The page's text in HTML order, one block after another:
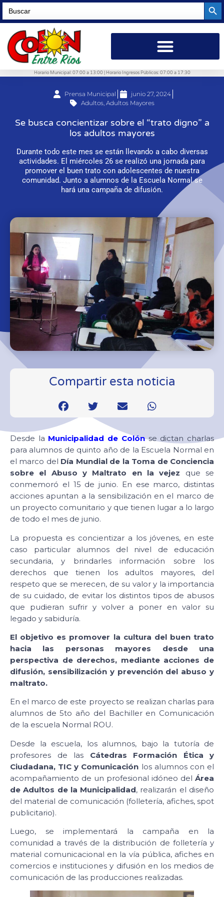
Search
for:
Horario Municipal: 07:00 a 13:00 | Horario Ingresos Públicos: 07:00 a 17:30
Prensa Municipal
junio 27, 2024
Adultos Adultos Mayores
Se busca concientizar sobre el “trato digno” a
los adultos mayores
Durante todo este mes se están llevando a cabo diversas
actividades. El miércoles 26 se realizó una jornada para
promover el buen trato con adolescentes de nuestra
comunidad. Junto a alumnos de la Escuela Normal se
hará una campaña de difusión.
Compartir esta noticia
Desde la Municipalidad de Colónse dictan charlas
para alumnos de quinto año de la Escuela Normal en
el marco del Día Mundial de la Toma de Conciencia
sobre el Abuso y Maltrato en la vejez que se
conmemoró el 15 de junio. En ese marco, distintas
acciones apuntan a la sensibilización en el marco de
un proyecto comunitario y que tienen lugar a lo largo
de todo el mes de junio.
La propuesta es concientizar a los jóvenes, en este
caso particular alumnos del nivel de educación
secundaria, y brindarles información sobre los
derechos que tienen los adultos mayores, del
respeto que se merecen, de su valor y la importancia
de su cuidado, de evitar los distintos tipos de abusos
que pudieran sufrir y volver a poner en valor su
legado y sabiduría.
El objetivo es promover la cultura del buen trato
hacia las personas mayores desde una
perspectiva de derechos, mediante acciones de
difusión, sensibilización y prevención del abuso y
maltrato.
En el marco de este proyecto se realizan charlas para
alumnos de 5to año del Bachiller en Comunicación
de la escuela Normal ROU.
Desde la escuela, los alumnos, bajo la tutoría de
profesores de las Cátedras Formación Ética y
Ciudadana, TIC y Comunicación los alumnos con el
acompañamiento de un profesional idóneo del Área
de Adultos de la Municipalidad, realizarán el diseño
del material de comunicación (folletería, afiches, spot
publicitario).
Luego, se implementará la campaña en la
comunidad a través de la distribución de folletería y
material comunicacional en la vía pública, afiches en
comercios e instituciones y difusión en los medios de
comunicación de las producciones realizadas.